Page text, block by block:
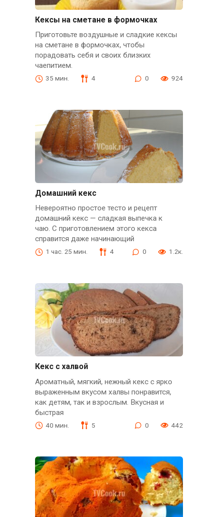
Кексы на сметане в формочках
Приготовьте воздушные и сладкие кексы
на сметане в формочках, чтобы
порадовать себя и своих близких
чаепитием.
35 мин. 4 0 924
Домашний кекс
Невероятно простое тесто и рецепт
домашний кекс — сладкая выпечка к
чаю. С приготовлением этого кекса
справится даже начинающий
1 час. 25 мин. 4 0 1.2к.
Кекс с халвой
Ароматный, мягкий, нежный кекс с ярко
выраженным вкусом халвы понравится,
как детям, так и взрослым. Вкусная и
быстрая
40 мин. 5 0 442